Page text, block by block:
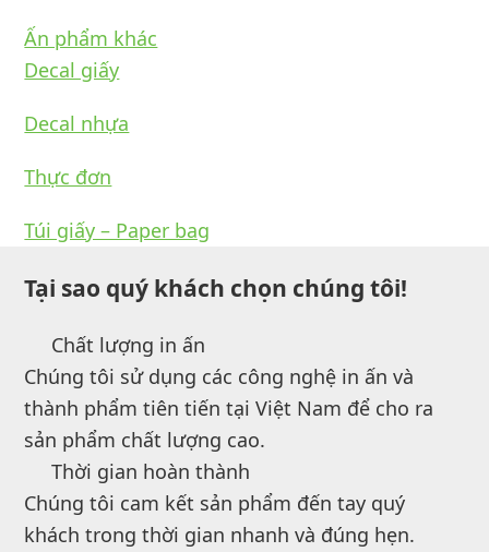
Ấn phẩm khác
Decal giấy
Decal nhựa
Thực đơn
Túi giấy – Paper bag
Tại sao quý khách chọn chúng tôi!
Chất lượng in ấn
Chúng tôi sử dụng các công nghệ in ấn và
thành phẩm tiên tiến tại Việt Nam để cho ra
sản phẩm chất lượng cao.
Thời gian hoàn thành
Chúng tôi cam kết sản phẩm đến tay quý
khách trong thời gian nhanh và đúng hẹn.